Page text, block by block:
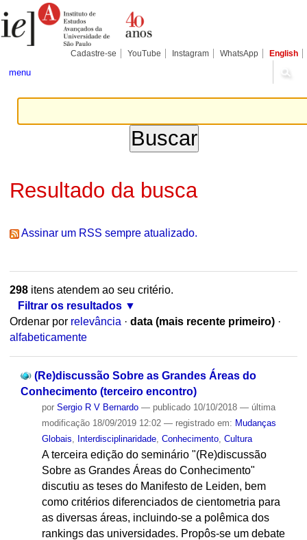
para
conteúdo.
Pessoais
Cadastre-se YouTube Instagram WhatsApp English
menu
Resultado da busca
Assinar um RSS sempre atualizado.
298itens atendem ao seu critério.
Filtrar os resultados
Ordenar por relevância · data (mais recente primeiro) ·
alfabeticamente
(Re)discussão Sobre as Grandes Áreas do
Conhecimento (terceiro encontro)
por Sergio R V Bernardo — publicado10/10/2018 — última
modificação18/09/2019 12:02 — registrado em: Mudanças
Globais
Interdisciplinaridade, Conhecimento, Cultura
A terceira edição do seminário "(Re)discussão
Sobre as Grandes Áreas do Conhecimento"
discutiu as teses do Manifesto de Leiden, bem
como critérios diferenciados de cientometria para
as diversas áreas, incluindo-se a polêmica dos
rankings das universidades. Propôs-se um debate